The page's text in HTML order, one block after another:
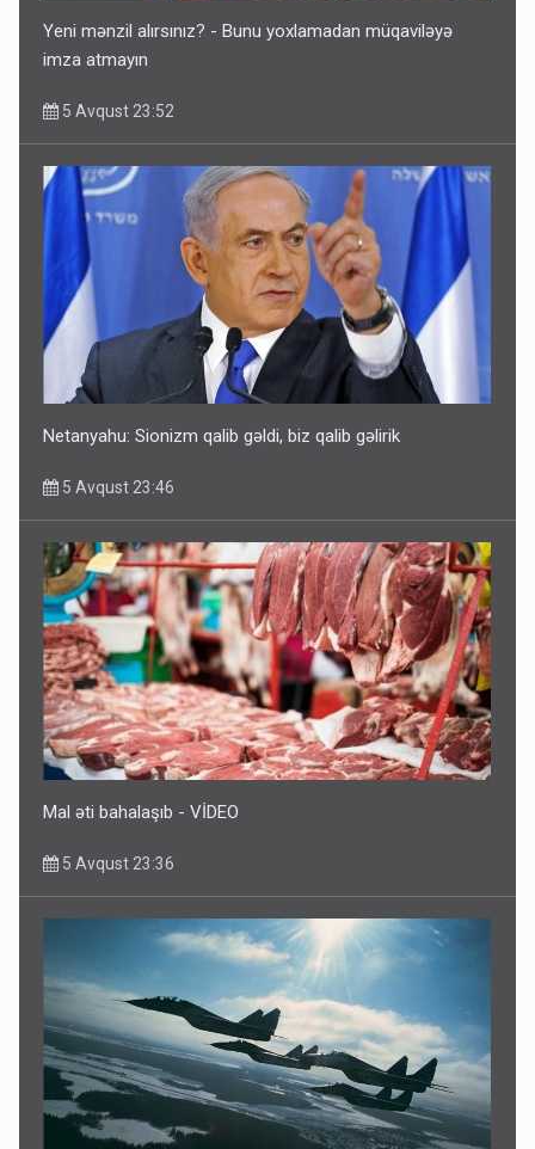
Rusiya Azərbaycan vətədaşlarını deport etdi
5 Avqust 11:53
Rusiya azərbaycanlı diasporun obyektini məhv etdi -
FOTOLAR
5 Avqust 10:58
Yeni mənzil alırsınız? - Bunu yoxlamadan müqaviləyə
imza atmayın
5 Avqust 23:52
Netanyahu: Sionizm qalib gəldi, biz qalib gəlirik
5 Avqust 23:46
Mal əti bahalaşıb - VİDEO
5 Avqust 23:36